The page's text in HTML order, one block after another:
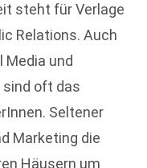
steht für Verlage
Relations. Auch
Media und
oft das
Seltener
Marketing die
Häusern um